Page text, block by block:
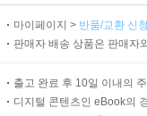
마이페이지 > 반품/교환 신
판매자 배송 상품은 판매자
출고 완료 후 10일 이내의
디지털 콘텐츠인 eBook의